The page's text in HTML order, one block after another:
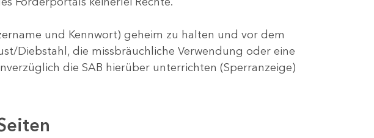
und Kennwort) geheim zu halten und vor dem
Diebstahl, die missbräuchliche Verwendung oder eine
die SAB hierüber unterrichten (Sperranzeige)